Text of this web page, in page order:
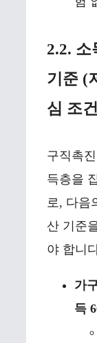
2.2. 소
기준 (
심 조
구직촉
득층을
로, 다음
산 기준
야 합니
가
득